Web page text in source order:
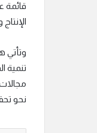
قائمة
وتأتي
تنمية
نحو